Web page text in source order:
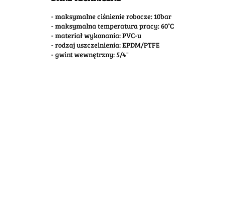
- maksymalne ciśnienie robocze: 10bar
- maksymalna temperatura pracy: 60°C
- materiał wykonania: PVC-u
- rodzaj uszczelnienia: EPDM/PTFE
- gwint wewnętrzny: 5/4"